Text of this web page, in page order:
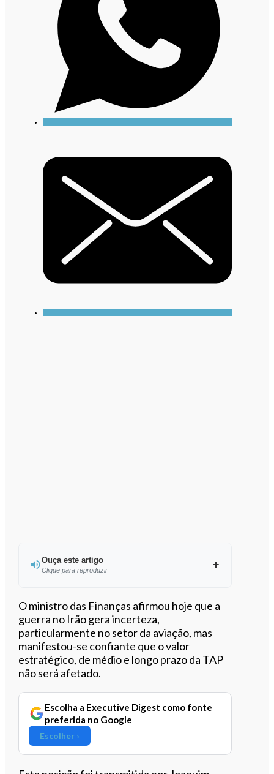
Ouça este artigo
Clique para reproduzir
Ouvir este artigo
O ministro das Finanças afirmou hoje que a
guerra no Irão gera incerteza,
particularmente no setor da aviação, mas
manifestou-se confiante que o valor
estratégico, de médio e longo prazo da TAP
não será afetado.
Escolha a Executive Digest como fonte
preferida no Google
Escolher ›